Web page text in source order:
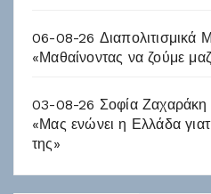
06-08-26 Διαπολιτισμικά
«Μαθαίνοντας να ζούμε
03-08-26 Σοφία
«Μας ενώνει η Ελλάδα
της»